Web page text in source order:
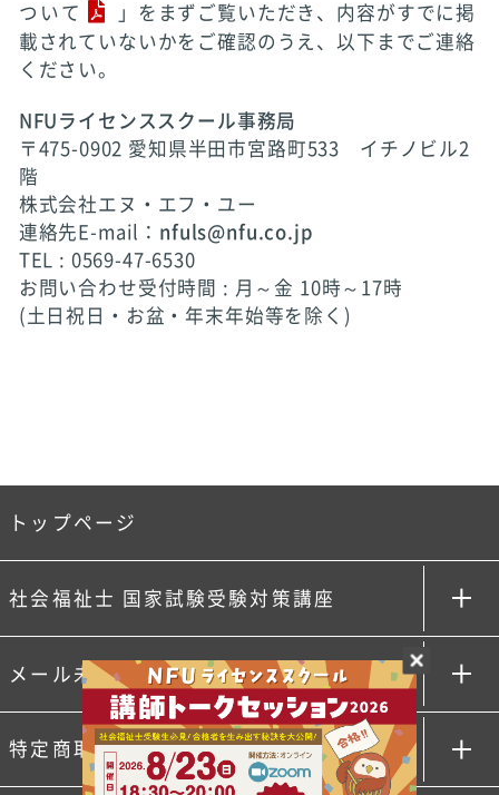
ついて
」をまずご覧いただき、内容がすでに掲
載されていないかをご確認のうえ、以下までご連絡
ください。
NFUライセンススクール事務局
〒475-0902 愛知県半田市宮路町533 イチノビル2
階
株式会社エヌ・エフ・ユー
連絡先E-mail： nfuls@nfu.co.jp
TEL : 0569-47-6530
お問い合わせ受付時間 : 月～金 10時～17時
(土日祝日・お盆・年末年始等を除く)
トップページ
社会福祉士 国家試験受験対策講座
メール未着理由について
特定商取引法に基づく表記